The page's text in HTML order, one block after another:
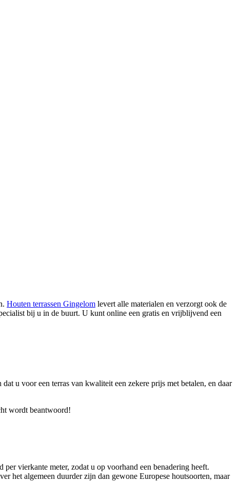
Houten terrassen Gingelom levert alle materialen en verzorgt ook de
bij u in de buurt. U kunt online een gratis en vrijblijvend een
u voor een terras van kwaliteit een zekere prijs met betalen, en daar
wordt beantwoord!
vierkante meter, zodat u op voorhand een benadering heeft.
het algemeen duurder zijn dan gewone Europese houtsoorten, maar